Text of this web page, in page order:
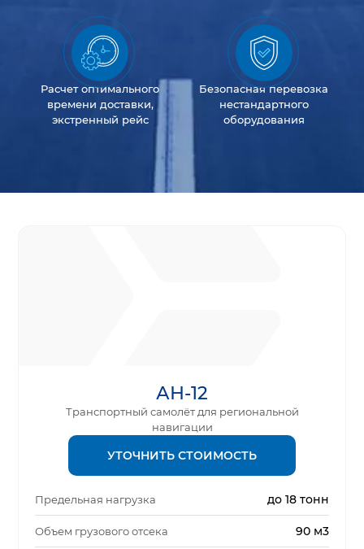
Расчет оптимального
времени доставки,
экстренный рейс
Безопасная перевозка
нестандартного
оборудования
АН-12
Транспортный самолёт для региональной
навигации
УТОЧНИТЬ СТОИМОСТЬ
Предельная нагрузка до 18 тонн
Объем грузового отсека 90 м3